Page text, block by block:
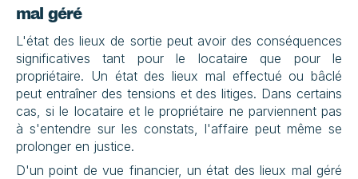
mal géré
L'état des lieux de sortie peut avoir des conséquences
significatives tant pour le locataire que pour le
propriétaire. Un état des lieux mal effectué ou bâclé
peut entraîner des tensions et des litiges. Dans certains
cas, si le locataire et le propriétaire ne parviennent pas
à s'entendre sur les constats, l'affaire peut même se
prolonger en justice.
D'un point de vue financier, un état des lieux mal géré